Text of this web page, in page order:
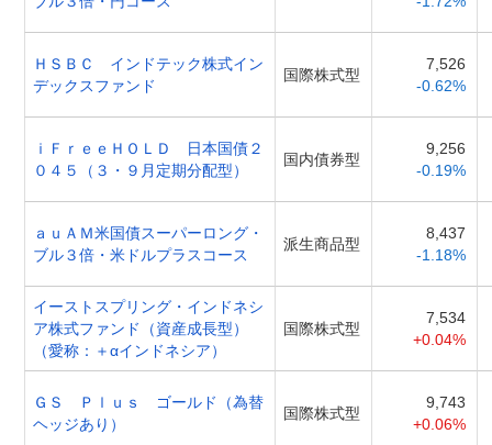
ＨＳＢＣ インドテック株式イン
デックスファンド
国際株式型
7,526
-0.62%
ｉＦｒｅｅＨＯＬＤ 日本国債２
０４５（３・９月定期分配型）
国内債券型
9,256
-0.19%
ａｕＡＭ米国債スーパーロング・
ブル３倍・米ドルプラスコース
派生商品型
8,437
-1.18%
イーストスプリング・インドネシ
ア株式ファンド（資産成長型）
（愛称：＋αインドネシア）
国際株式型
7,534
+0.04%
ＧＳ Ｐｌｕｓ ゴールド（為替
ヘッジあり）
国際株式型
9,743
+0.06%